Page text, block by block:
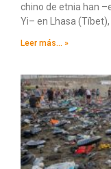
chino de etnia han
Yi– en Lhasa
Leer más... »